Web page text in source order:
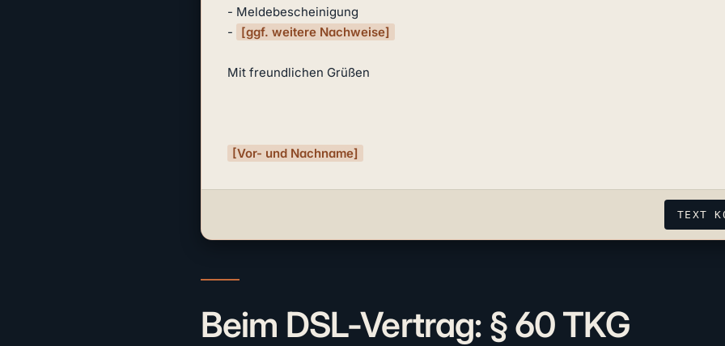
- Meldebescheinigung
-
[ggf. weitere Nachweise]
Mit freundlichen Grüßen
[Vor- und Nachname]
TEXT
Beim DSL-Vertrag: § 60 TKG